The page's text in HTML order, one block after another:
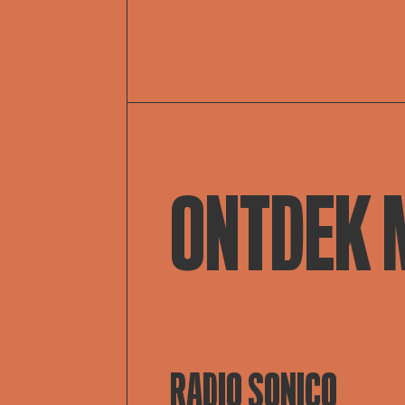
ONTDEK
RADIO SONICO